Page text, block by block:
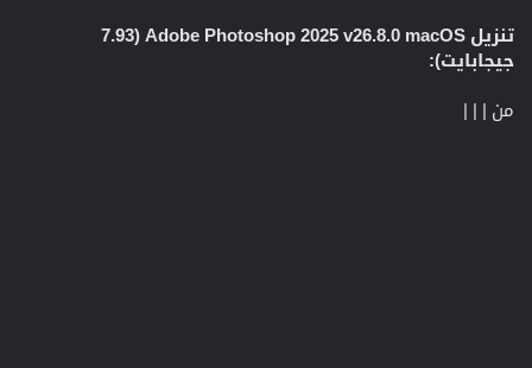
تنزيل Adobe Photoshop 2025 v26.8.0 macOS (7.93
جيجابايت):
من |
|
|